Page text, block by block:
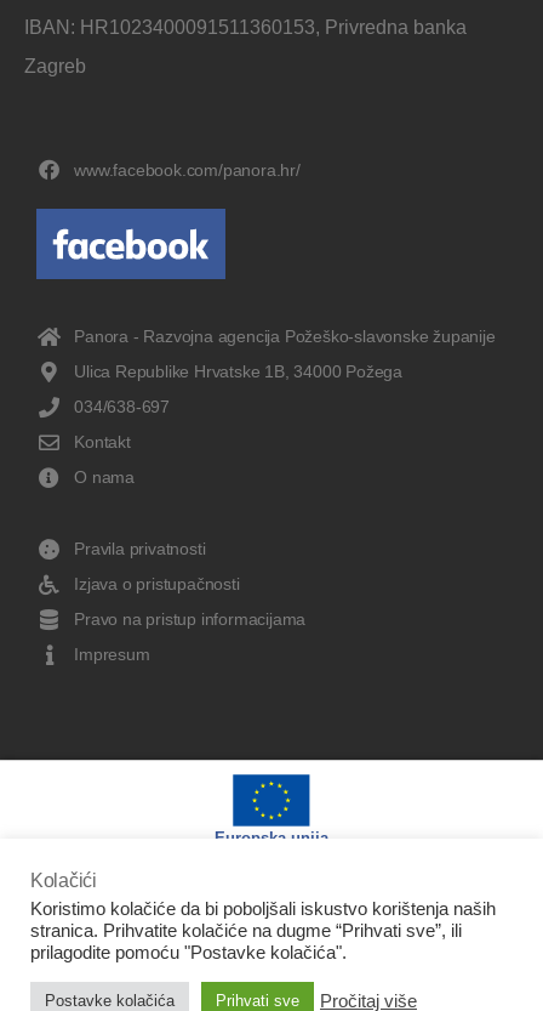
IBAN: HR1023400091511360153, Privredna banka
Zagreb
www.facebook.com/panora.hr/
Panora - Razvojna agencija Požeško-slavonske županije
Ulica Republike Hrvatske 1B, 34000 Požega
034/638-697
Kontakt
O nama
Pravila privatnosti
Izjava o pristupačnosti
Pravo na pristup informacijama
Impresum
Europska unija
Europskog fonda za regionalni razvoj.
Kolačići
Koristimo kolačiće da bi poboljšali iskustvo korištenja naših
stranica. Prihvatite kolačiće na dugme “Prihvati sve”, ili
prilagodite pomoću "Postavke kolačića".
Postavke kolačića Prihvati sve Pročitaj više